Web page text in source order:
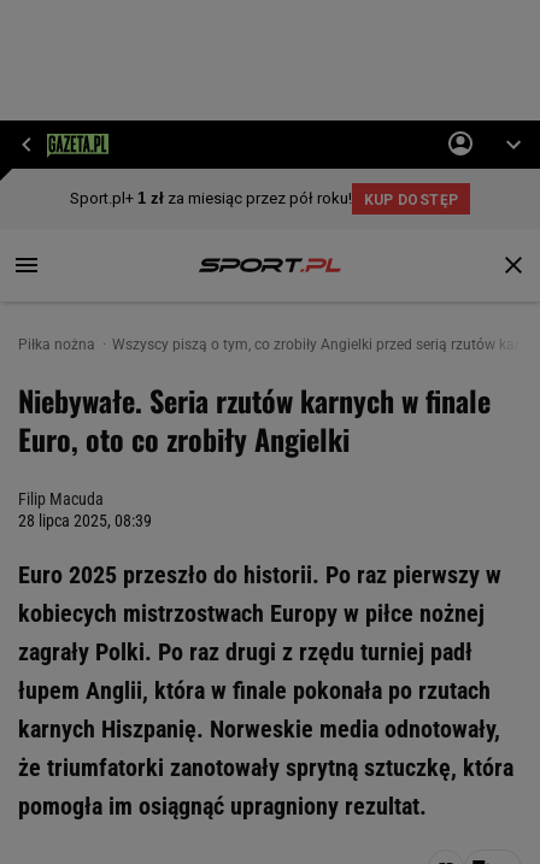
Piłka nożna Wszyscy piszą o tym, co zrobiły Angielki przed serią rzutów
Niebywałe. Seria rzutów karnych w finale
Euro, oto co zrobiły Angielki
Filip Macuda
28 lipca 2025, 08:39
Euro 2025 przeszło do historii. Po raz pierwszy w
kobiecych mistrzostwach Europy w piłce nożnej
zagrały Polki. Po raz drugi z rzędu turniej padł
łupem Anglii, która w finale pokonała po rzutach
karnych Hiszpanię. Norweskie media odnotowały,
że triumfatorki zanotowały sprytną sztuczkę, która
pomogła im osiągnąć upragniony rezultat.